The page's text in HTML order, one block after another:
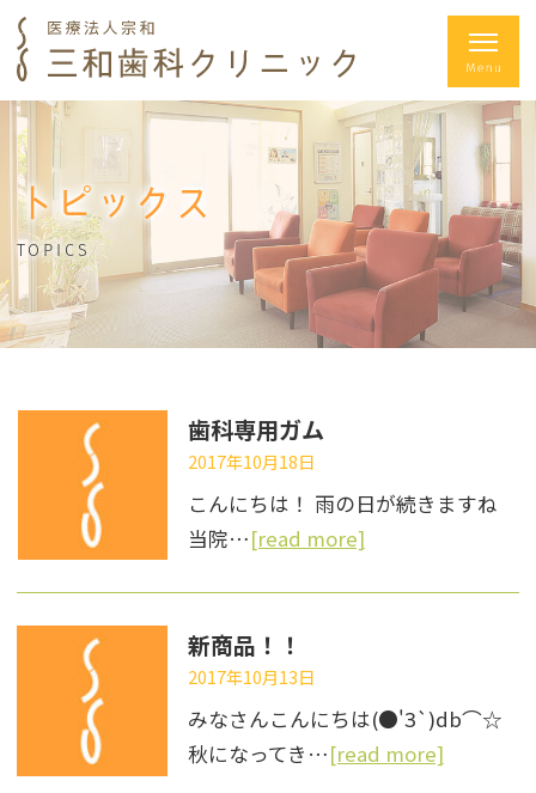
トピックス
TOPICS
歯科専用ガム
2017年10月18日
こんにちは！ 雨の日が続きますね
当院…[read more]
新商品！！
2017年10月13日
みなさんこんにちは(●'З`)db⌒☆
秋になってき…[read more]